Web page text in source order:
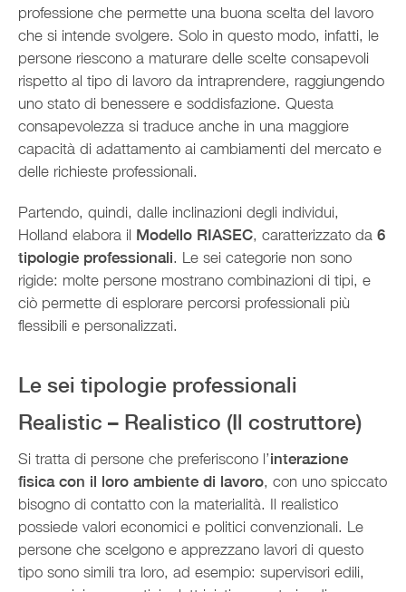
professione che permette una buona scelta del lavoro
che si intende svolgere. Solo in questo modo, infatti, le
persone riescono a maturare delle scelte consapevoli
rispetto al tipo di lavoro da intraprendere, raggiungendo
uno stato di benessere e soddisfazione. Questa
consapevolezza si traduce anche in una maggiore
capacità di adattamento ai cambiamenti del mercato e
delle richieste professionali.
Partendo, quindi, dalle inclinazioni degli individui,
Holland elabora il Modello RIASEC, caratterizzato da 6
tipologie professionali. Le sei categorie non sono
rigide: molte persone mostrano combinazioni di tipi, e
ciò permette di esplorare percorsi professionali più
flessibili e personalizzati.
Le sei tipologie professionali
Realistic – Realistico (Il costruttore)
Si tratta di persone che preferiscono l’interazione
fisica con il loro ambiente di lavoro, con uno spiccato
bisogno di contatto con la materialità. Il realistico
possiede valori economici e politici convenzionali. Le
persone che scelgono e apprezzano lavori di questo
tipo sono simili tra loro, ad esempio: supervisori edili,